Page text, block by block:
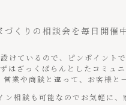
づくりの相談会を毎日開催
けているので、ピンポイント
はざっくばらんとしたコミュ
や商談と違って、お客様と
相談も可能なのでお気軽に、